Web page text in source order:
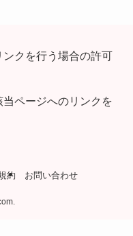
クを行う場合の許可
ページへのリンクを
約 お問い合わせ